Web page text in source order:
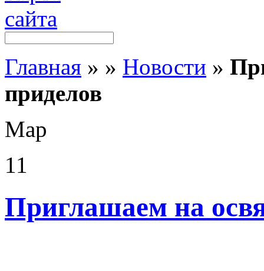
Главная » » Новости »
приделов
Мар
11
Приглашаем на